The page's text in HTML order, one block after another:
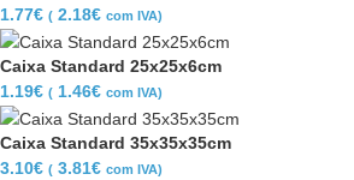
1.77€ ( 2.18€ com IVA)
Caixa Standard 25x25x6cm
1.19€ ( 1.46€ com IVA)
Caixa Standard 35x35x35cm
3.10€ ( 3.81€ com IVA)